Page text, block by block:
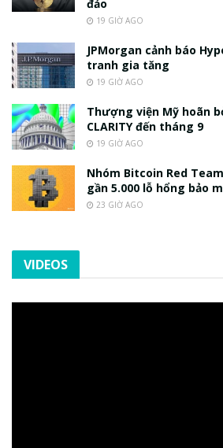
đảo
19 GIỜ AGO
JPMorgan cảnh báo
tranh gia tăng
19 GIỜ AGO
Thượng viện Mỹ hoãn
CLARITY đến tháng 9
19 GIỜ AGO
Nhóm Bitcoin Red
gần 5.000 lỗ hổng bảo
23 GIỜ AGO
VIDEOS